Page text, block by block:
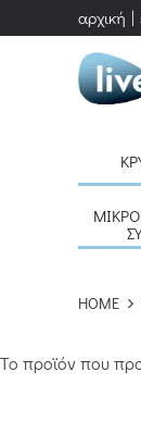
αρχική
HOME
Το προϊόν που